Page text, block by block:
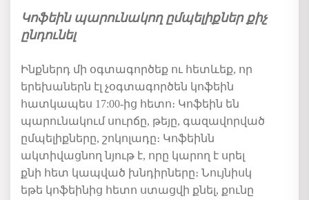
Կոֆեին պարունակող ըմպելիքներ քիչ
ընդունել
Ինքներդ մի օգտագործեք ու հետևեք, որ
երեխաներն էլ չօգտագործեն կոֆեին
հատկապես 17:00-ից հետո։ Կոֆեին են
պարունակում սուրճը, թեյը, գազավորված
ըմպելիքները, շոկոլադը։ Կոֆեինն
ակտիվացնող նյութ է, որը կարող է սրել
քնի հետ կապված խնդիրները։ Նույնիսկ
եթե կոֆեինից հետո ստացվի քնել, քունը